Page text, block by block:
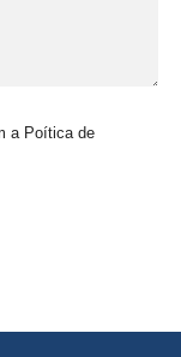
a Poítica de